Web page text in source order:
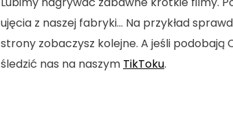
ujęcia z naszej fabryki... Na przykład
strony zobaczysz kolejne. A jeśli podobają
śledzić nas na naszym TikToku.